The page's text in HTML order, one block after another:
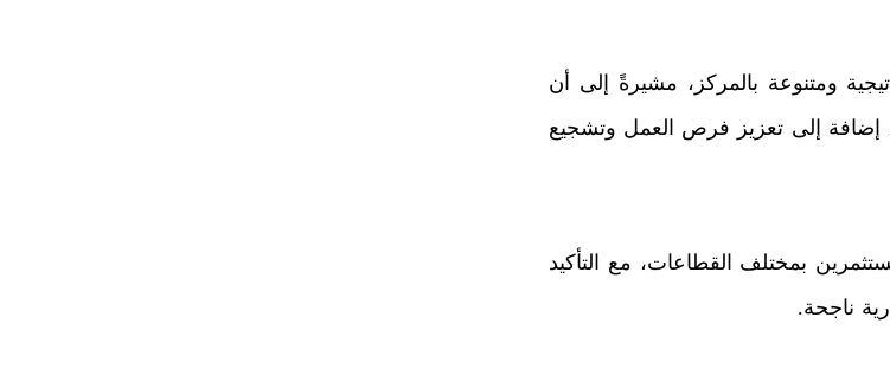
ومتنوعة بالمركز، مشيرةً إلى أن
إضافة إلى تعزيز فرص العمل وتشجيع
بمختلف القطاعات، مع التأكيد
ناجحة.